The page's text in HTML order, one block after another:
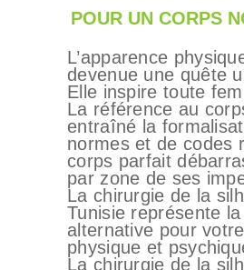
POUR UN CORPS
L’apparence
devenue une quête
Elle inspire toute
La référence au
entraîné la
normes et de codes
corps parfait
par zone de ses
La chirurgie de la
Tunisie représente
alternative pour
physique et
La chirurgie de la